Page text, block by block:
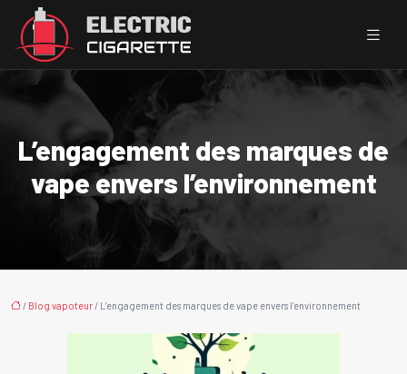
L’engagement des marques de
vape envers l’environnement
/ Blog vapoteur/ L’engagement des marques de vape envers l’environnement